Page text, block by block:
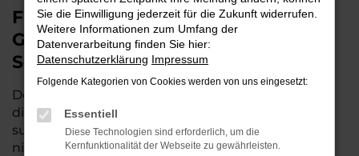
Finden Sie Ihren Audi A8
Gebrauchtwagen für Achim bei
Schmidt + Koch
Der Audi A8 ist die perfekte Wahl für alle in Achim,
die ein zuverlässiges und modernes Fahrzeug
suchen. Mit seiner erstklassigen Ausstattung, der
niedrigen Laufleistung und der ausgezeichneten
Sie die Einwilligung jederzeit für die Zukunft widerrufen.
Weitere Informationen zum Umfang der
Datenverarbeitung finden Sie hier:
Datenschutzerklärung Impressum
Folgende Kategorien von Cookies werden von uns eingesetzt:
Essentiell
Diese Technologien sind erforderlich, um die
Kernfunktionalität der Webseite zu gewährleisten.